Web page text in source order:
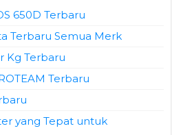
650D Terbaru
Terbaru Semua Merk
Kg Terbaru
Terbaru
yang Tepat untuk